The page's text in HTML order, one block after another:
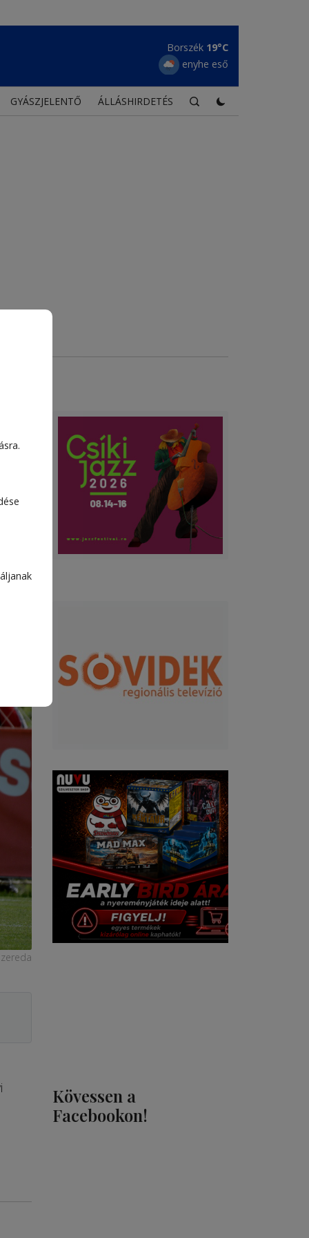
Borszék 19°C
enyhe eső
GYÁSZJELENTŐ ÁLLÁSHIRDETÉS
Kövessen a
Facebookon!